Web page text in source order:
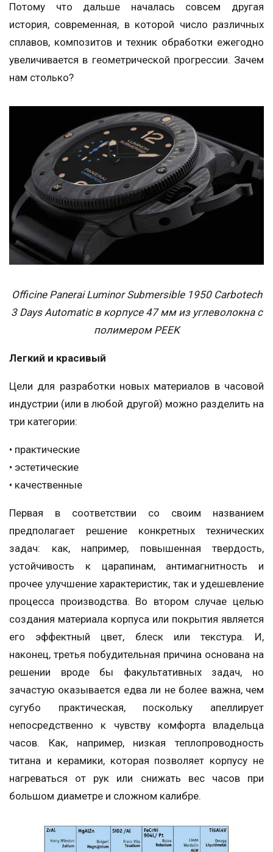
Потому что дальше началась совсем другая
история, современная, в которой число различных
сплавов, композитов и техник обработки ежегодно
увеличивается в геометрической прогрессии. Зачем
нам столько?
Officine Panerai Luminor Submersible 1950 Carbotech
3 Days Automatic в корпусе 47 мм из углеволокна с
полимером PEEK
Легкий и красивый
Цели для разработки новых материалов в часовой
индустрии (или в любой другой) можно разделить на
три категории:
• практические
• эстетические
• качественные
Первая в соответствии со своим названием
предполагает решение конкретных технических
задач: как, например, повышенная твердость,
устойчивость к царапинам, антимагнитность и
прочее улучшение характеристик, так и удешевление
процесса производства. Во втором случае целью
создания материала корпуса или покрытия является
его эффектный цвет, блеск или текстура. И,
наконец, третья побудительная причина основана на
решении вроде бы факультативных задач, но
зачастую оказывается едва ли не более важна, чем
сугубо практическая, поскольку апеллирует
непосредственно к чувству комфорта владельца
часов. Как, например, низкая теплопроводность
титана и керамики, которая позволяет корпусу не
нагреваться от рук или снижать вес часов при
большом диаметре и сложном калибре.